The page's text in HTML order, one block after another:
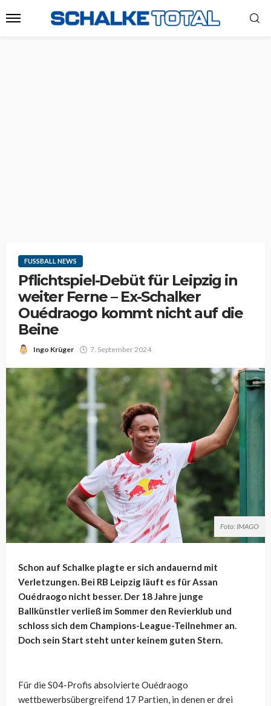
FUSSBALL NEWS
Pflichtspiel-Debüt für Leipzig in
weiter Ferne – Ex-Schalker
Ouédraogo kommt nicht auf die
Beine
Ingo Krüger 7. September 2024
Foto: IMAGO
Schon auf Schalke plagte er sich andauernd mit
Verletzungen. Bei RB Leipzig läuft es für Assan
Ouédraogo nicht besser. Der 18 Jahre junge
Ballkünstler verließ im Sommer den Revierklub und
schloss sich dem Champions-League-Teilnehmer an.
Doch sein Start steht unter keinem guten Stern.
Für die S04-Profis absolvierte Ouédraogo
wettbewerbsübergreifend 17 Partien, in denen er drei